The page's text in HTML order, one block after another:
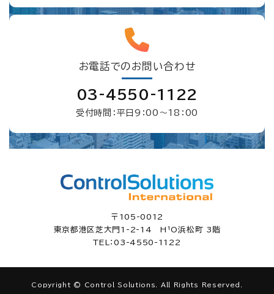
お電話でのお問い合わせ
03-4550-1122
受付時間：平日9：00〜18：00
〒105-0012
東京都港区芝大門1-2-14 H¹O浜松町 3階
TEL：03-4550-1122
Copyright © Control Solutions. All Rights Reserved.